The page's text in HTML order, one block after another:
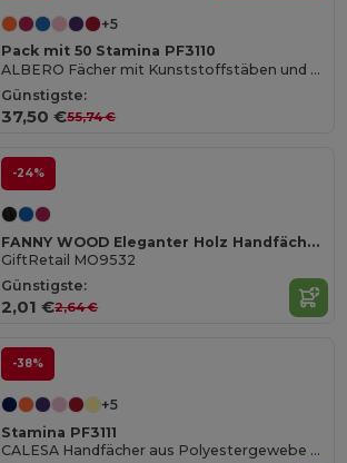
+5
Pack mit 50 Stamina PF3110
ALBERO Fächer mit Kunststoffstäben und Polyestergewebe
Günstigste:
37,50 €55,74 €
-24%
FANNY WOOD Eleganter Holz Handfächer mit Stoffbespannung
GiftRetail MO9532
Günstigste:
2,01 €2,64 €
-38%
+5
Stamina PF3111
CALESA Handfächer aus Polyestergewebe und mit Holzrippen